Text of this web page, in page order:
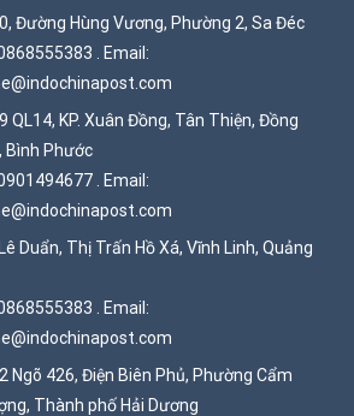
Đường Hùng Vương, Phường 2, Sa Đéc
. Email:
QL14, KP. Xuân Đồng, Tân Thiện, Đồng
Bình Phước
. Email:
Duẩn, Thị Trấn Hồ Xá, Vĩnh Linh, Quảng
. Email:
Ngõ 426, Điện Biên Phủ, Phường Cẩm
Thành phố Hải Dương